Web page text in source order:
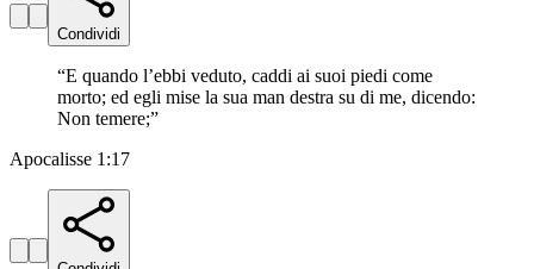
Condividi
“E quando l’ebbi veduto, caddi ai suoi piedi come
morto; ed egli mise la sua man destra su di me, dicendo:
Non temere;”
Apocalisse 1:17